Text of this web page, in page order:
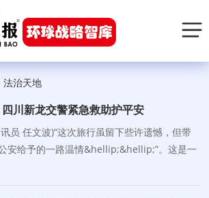
法治天地
川新龙交警紧急救助护平安
员 任文波)“这次旅行虽留下些许遗憾，但带
安给予的一路温情&hellip;&hellip;”。这是一